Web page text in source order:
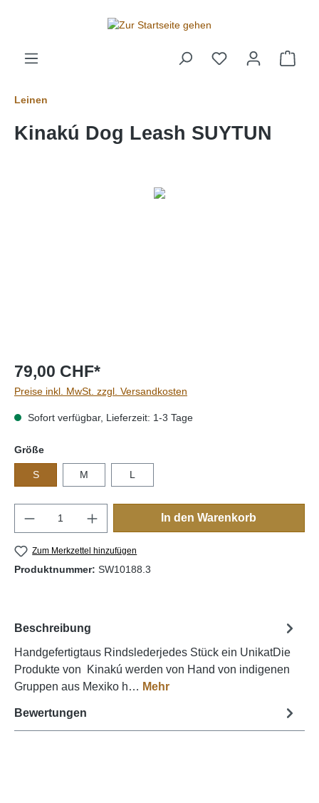
Leinen
Kinakú Dog Leash SUYTUN
79,00 CHF*
Preise inkl. MwSt. zzgl. Versandkosten
Sofort verfügbar, Lieferzeit: 1-3 Tage
Größeauswählen
S M L
Produkt Anzahl: Gib den gewünschten
In den Warenkorb
Zum Merkzettel hinzufügen
Produktnummer: SW10188.3
Beschreibung
Handgefertigtaus Rindslederjedes Stück ein UnikatDie
Produkte von Kinakú werden von Hand von indigenen
Gruppen aus Mexiko h… Mehr
Bewertungen